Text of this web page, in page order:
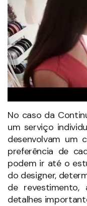
No caso da
um serviço
desenvolvam um
preferência de
podem ir até o
do designer,
de
detalhes